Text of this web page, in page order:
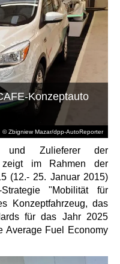
© Zbigniew Mazar/dpp-AutoReporter
Konzeptauto
und Zulieferer der
zeigt im Rahmen der
(12.- 25. Januar 2015)
"Mobilität für
Konzeptfahrzeug, das
für das Jahr 2025
Average Fuel Economy